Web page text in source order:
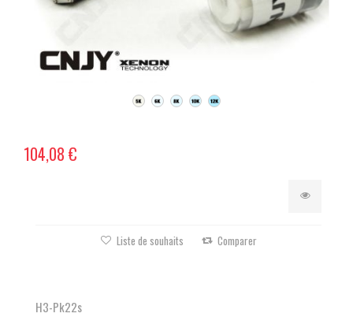
104,08 €
Liste de souhaits Comparer
H3-Pk22s